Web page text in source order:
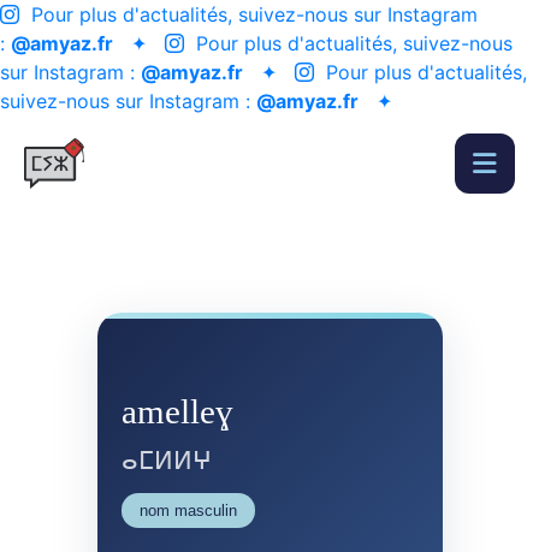
Pour plus d'actualités, suivez-nous sur Instagram
: @amyaz.fr ✦
Pour plus d'actualités, suivez-nous
sur Instagram : @amyaz.fr ✦
Pour plus d'actualités,
suivez-nous sur Instagram : @amyaz.fr ✦
amelleɣ
ⴰⵎⵍⵍⵖ
nom masculin